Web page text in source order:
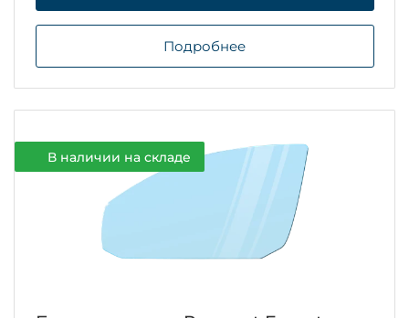
Подробнее
В наличии на складе